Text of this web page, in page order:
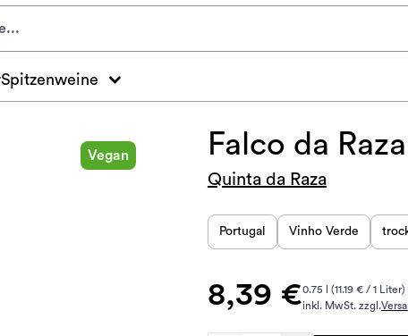
Spitzenweine
Vegan Falco da
Quinta da Raza
Portugal Vinho Verde
8,39 €0.75 l (11.19 € / 1 Liter)
inkl. MwSt. zzgl.